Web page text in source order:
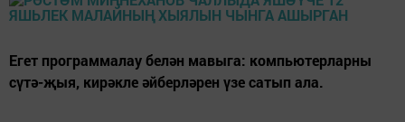
Егет программалау белән мавыга: компьютерларны
сүтә-җыя, кирәкле әйберләрен үзе сатып ала.